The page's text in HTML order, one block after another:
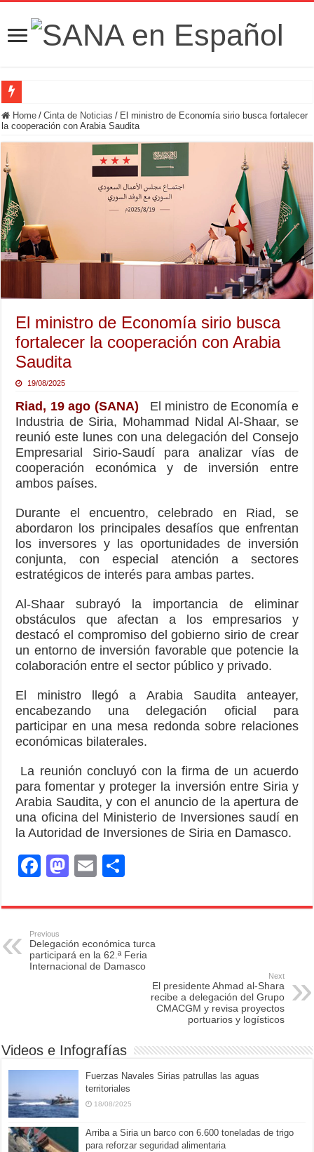
Fuerzas de Seguridad hallan fosa común con nueve cadáveres en la zona rural
Home / Cinta de Noticias / El ministro de Economía sirio busca fortalecer
la cooperación con Arabia Saudita
El ministro de Economía sirio busca
fortalecer la cooperación con Arabia
Saudita
19/08/2025
Riad, 19 ago (SANA)
El ministro de Economía e
Industria de Siria, Mohammad Nidal Al-Shaar, se
reunió este lunes con una delegación del Consejo
Empresarial Sirio-Saudí para analizar vías de
cooperación económica y de inversión entre
ambos países.
Durante el encuentro, celebrado en Riad, se
abordaron los principales desafíos que enfrentan
los inversores y las oportunidades de inversión
conjunta, con especial atención a sectores
estratégicos de interés para ambas partes.
Al-Shaar subrayó la importancia de eliminar
obstáculos que afectan a los empresarios y
destacó el compromiso del gobierno sirio de crear
un entorno de inversión favorable que potencie la
colaboración entre el sector público y privado.
El ministro llegó a Arabia Saudita anteayer,
encabezando una delegación oficial para
participar en una mesa redonda sobre relaciones
económicas bilaterales.
La reunión concluyó con la firma de un acuerdo
para fomentar y proteger la inversión entre Siria y
Arabia Saudita, y con el anuncio de la apertura de
una oficina del Ministerio de Inversiones saudí en
la Autoridad de Inversiones de Siria en Damasco.
F
c
e
b
o
M
st
d
o
E
ail ar
Previous
Delegación económica turca
participará en la 62.ª Feria
Internacional de Damasco
Next
El presidente Ahmad al-Shara
recibe a delegación del Grupo
CMACGM y revisa proyectos
portuarios y logísticos
Videos e Infografías
Fuerzas Navales Sirias patrullas las aguas
territoriales
18/08/2025
Arriba a Siria un barco con 6.600 toneladas de trigo
para reforzar seguridad alimentaria